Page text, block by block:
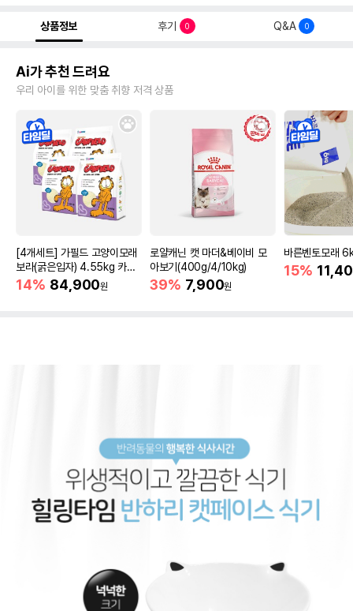
상품정보 후기 0 Q&A 0
Ai가 추천 드려요
우리 아이를 위한 맞춤 취향 저격 상품
[4개세트] 가필드 고양이모래
보라(굵은입자) 4.55kg 카사
바모래
14% 84,900원
로얄캐닌 캣 마더&베이비 모
아보기(400g/4/10kg)
39% 7,900원
바른벤토모래
15%